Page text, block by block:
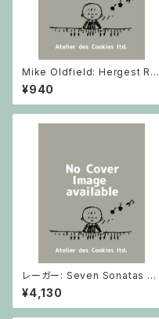
Mike Oldfield: Hergest Rid
ge / ピアノ
¥940
レーガー: Seven Sonatas o
p. 91 Heft 2 / ヴァイオリン
¥4,130